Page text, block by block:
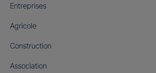
Entreprises
Agricole
Construction
Association